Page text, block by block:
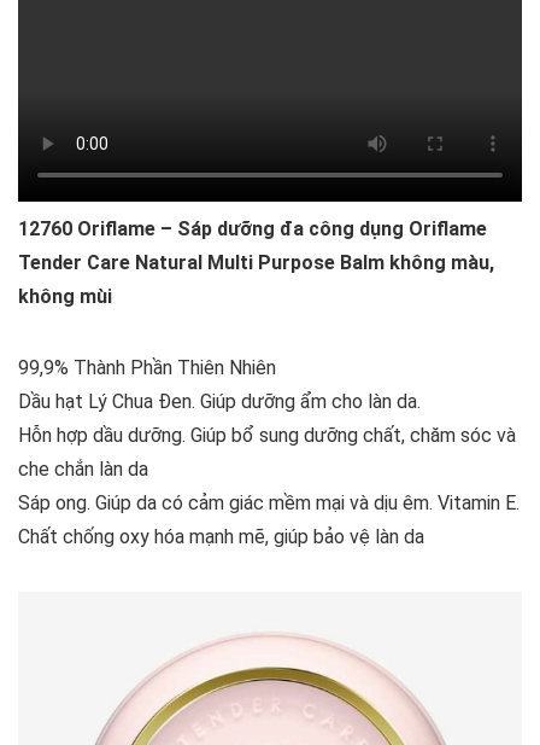
12760 Oriflame – Sáp dưỡng đa công dụng Oriflame
Tender Care Natural Multi Purpose Balm không màu,
không mùi
99,9% Thành Phần Thiên Nhiên
Dầu hạt Lý Chua Đen. Giúp dưỡng ẩm cho làn da.
Hỗn hợp dầu dưỡng. Giúp bổ sung dưỡng chất, chăm sóc và
che chắn làn da
Sáp ong. Giúp da có cảm giác mềm mại và dịu êm. Vitamin E.
Chất chống oxy hóa mạnh mẽ, giúp bảo vệ làn da